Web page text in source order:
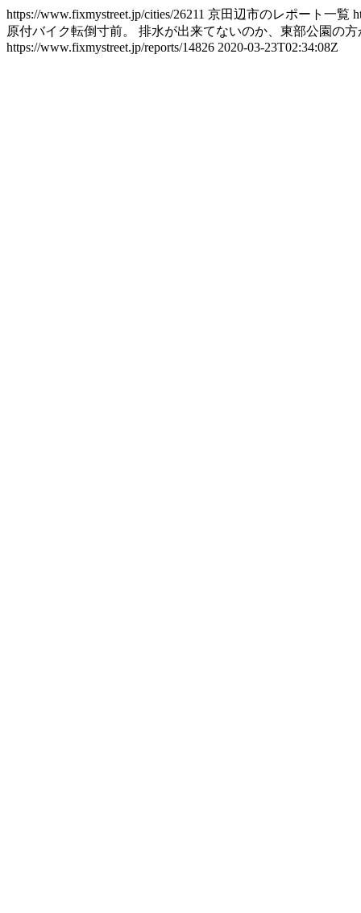
https://www.fixmystreet.jp/cities/26211 京田辺市のレポート一覧
原付バイク転倒寸前。 排水が出来てないのか、東部公園の
https://www.fixmystreet.jp/reports/14826 2020-03-23T02:34:08Z